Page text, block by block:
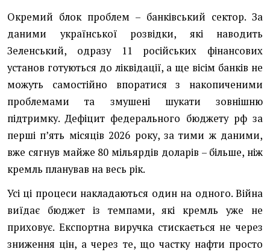
Окремий блок проблем – банківський сектор. За
даними української розвідки, які наводить
Зеленський, одразу 11 російських фінансових
установ готуються до ліквідації, а ще вісім банків не
можуть самостійно впоратися з накопиченими
проблемами та змушені шукати зовнішню
підтримку. Дефіцит федерального бюджету рф за
перші п’ять місяців 2026 року, за тими ж даними,
вже сягнув майже 80 мільярдів доларів – більше, ніж
кремль планував на весь рік.
Усі ці процеси накладаються один на одного. Війна
виїдає бюджет із темпами, які кремль уже не
приховує. Експортна виручка стискається не через
зниження цін, а через те, що частку нафти просто